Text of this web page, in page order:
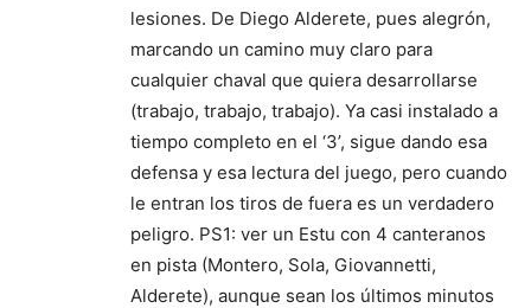
lesiones. De Diego Alderete, pues alegrón,
marcando un camino muy claro para
cualquier chaval que quiera desarrollarse
(trabajo, trabajo, trabajo). Ya casi instalado a
tiempo completo en el ‘3’, sigue dando esa
defensa y esa lectura del juego, pero cuando
le entran los tiros de fuera es un verdadero
peligro. PS1: ver un Estu con 4 canteranos
en pista (Montero, Sola, Giovannetti,
Alderete), aunque sean los últimos minutos